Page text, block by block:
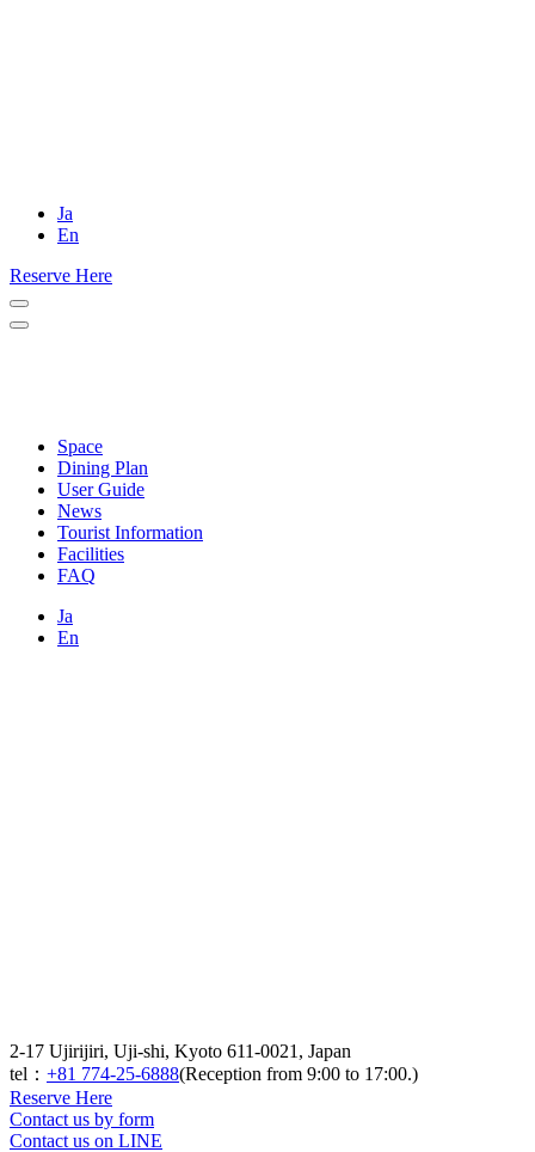
Ja
En
Reserve Here
Space
Dining Plan
User Guide
News
Tourist Information
Facilities
FAQ
Ja
En
2-17 Ujirijiri, Uji-shi, Kyoto 611-0021, Japan
tel： +81 774-25-6888(Reception from 9:00 to 17:00.)
Reserve Here
Contact us by form
Contact us on LINE